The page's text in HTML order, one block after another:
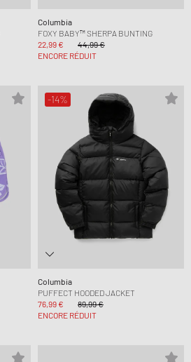
Columbia
FOXY BABY™ SHERPA BUNTING
22,99 €
44,99 €
ENCORE RÉDUIT
-14%
Columbia
PUFFECT HOODED JACKET
76,99 €
89,99 €
ENCORE RÉDUIT